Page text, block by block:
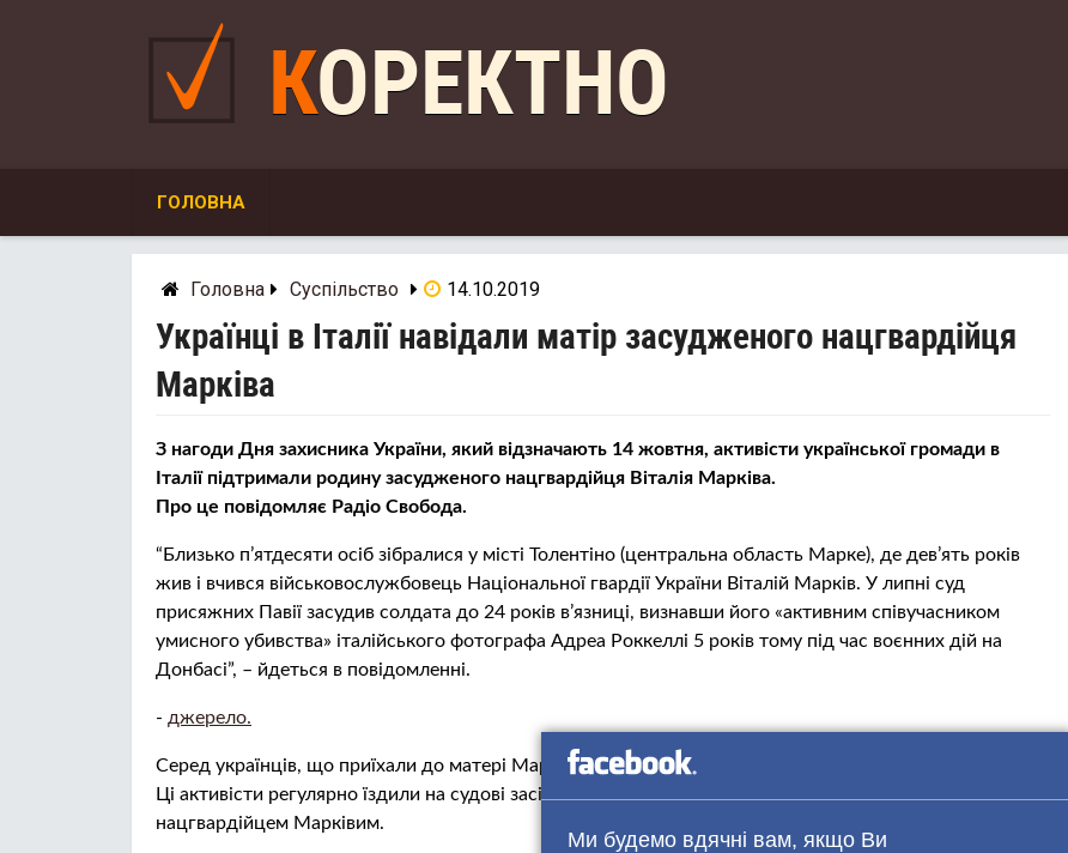
Ми будемо вдячні вам, якщо Ви
КОРЕКТНО
ГОЛОВНА
Головна Суспільство 14.10.2019
Українці в Італії навідали матір засудженого нацгвардійця
Марківа
З нагоди Дня захисника України, який відзначають 14 жовтня, активісти української громади в
Італії підтримали родину засудженого нацгвардійця Віталія Марківа.
Про це повідомляє Радіо Свобода.
“Близько п’ятдесяти осіб зібралися у місті Толентіно (центральна область Марке), де дев’ять років
жив і вчився військовослужбовець Національної гвардії України Віталій Марків. У липні суд
присяжних Павії засудив солдата до 24 років в’язниці, визнавши його «активним співучасником
умисного убивства» італійського фотографа Адреа Роккеллі 5 років тому під час воєнних дій на
Донбасі”, – йдеться в повідомленні.
- джерело.
Серед українців, що приїхали до матері Марківа Оксани Максимчук, були люди з різних міст Італії.
Ці активісти регулярно їздили на судові засідання до Павії, де протягом року тривав суд над
нацгвардійцем Марківим.